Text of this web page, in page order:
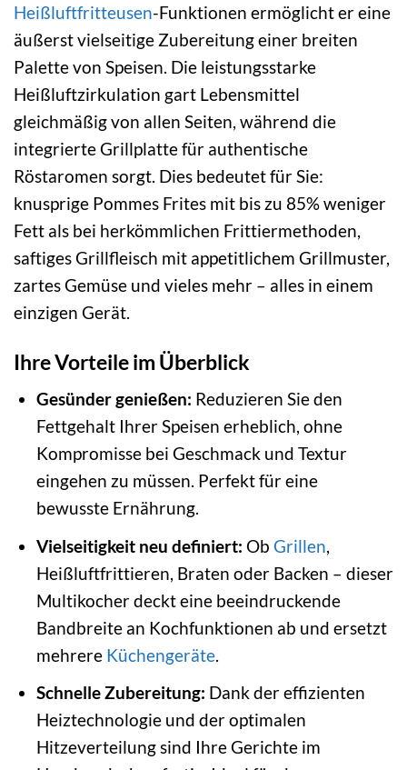
Heißluftfritteusen-Funktionen ermöglicht er eine
äußerst vielseitige Zubereitung einer breiten
Palette von Speisen. Die leistungsstarke
Heißluftzirkulation gart Lebensmittel
gleichmäßig von allen Seiten, während die
integrierte Grillplatte für authentische
Röstaromen sorgt. Dies bedeutet für Sie:
knusprige Pommes Frites mit bis zu 85% weniger
Fett als bei herkömmlichen Frittiermethoden,
saftiges Grillfleisch mit appetitlichem Grillmuster,
zartes Gemüse und vieles mehr – alles in einem
einzigen Gerät.
Ihre Vorteile im Überblick
Gesünder genießen: Reduzieren Sie den
Fettgehalt Ihrer Speisen erheblich, ohne
Kompromisse bei Geschmack und Textur
eingehen zu müssen. Perfekt für eine
bewusste Ernährung.
Vielseitigkeit neu definiert: Ob Grillen,
Heißluftfrittieren, Braten oder Backen – dieser
Multikocher deckt eine beeindruckende
Bandbreite an Kochfunktionen ab und ersetzt
mehrere Küchengeräte.
Schnelle Zubereitung: Dank der effizienten
Heiztechnologie und der optimalen
Hitzeverteilung sind Ihre Gerichte im